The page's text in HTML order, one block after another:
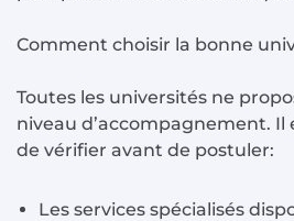
Comment choisir la bonne
Toutes les universités ne
niveau d’accompagnement. Il
de vérifier avant de postuler:
Les services spécialisés